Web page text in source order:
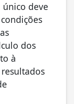
deve
dos
à